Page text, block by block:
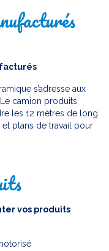
s’adresse aux
camion produits
les 12 mètres de long
plans de travail pour
vos produits